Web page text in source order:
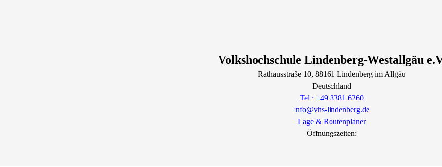
Volkshochschule Lindenberg-Westallgäu
Rathausstraße10, 88161 Lindenberg im Allgäu
Deutschland
Tel.: +49 8381 6260
info@vhs-lindenberg.de
Lage & Routenplaner
Öffnungszeiten: